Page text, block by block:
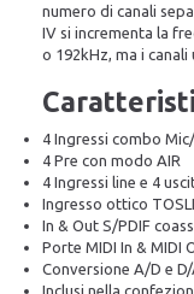
numero di canali
IV si incrementa la
o 192kHz, ma i
4 Ingressi combo
4 Pre con modo AIR
4 Ingressi line e 4
Ingresso ottico
In & Out S/PDIF
Porte MIDI In & MIDI
Conversione A/D e